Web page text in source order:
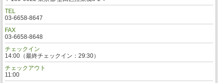
TEL
03-6658-8647
FAX
03-6658-8648
チェックイン
14:00（最終チェックイン：29:30）
チェックアウト
11:00